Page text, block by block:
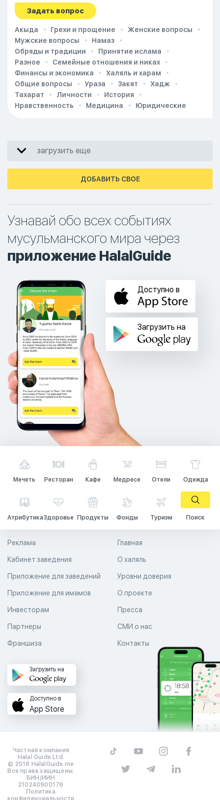
Задать вопрос
Акыда Грехи и прощение
Женские вопросы
Мужские вопросы
Намаз
Обряды и традиции
Принятие ислама
Разное
Семейные отношения и никах
Финансы и экономика
Халяль и харам
Общие вопросы
Ураза Закят
Хадж
Тахарат
Личности
История
Нравственность
Медицина Юридические
загрузить еще
ДОБАВИТЬ СВОЕ
Узнавай обо всех событиях
мусульманского мира через
приложение HalalGuide
Доступно в
Загрузить на
Мечеть Ресторан Кафе Медресе Отели Одежда
АтрибутикаЗдоровье Продукты Фонды Туризм Поиск
Главная
О халяль
Уровни доверия
Реклама
Кабинет заведения
Приложение для заведений
Приложение для имамов О проекте
Пресса
СМИ о нас
Контакты
Инвесторам
Партнеры
Франшиза
Загрузить на
Доступно в
App Store
Частная компания
Halal Guide Ltd.
© 2018 HalalGuide.me
Все права защищены.
БИН/ИИН
210240900176
Политика
конфиденциальности